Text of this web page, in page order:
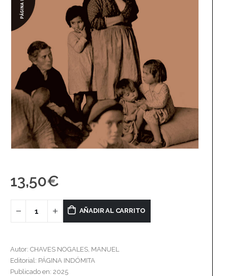
13,50€
AÑADIR AL CARRITO
Autor: CHAVES NOGALES, MANUEL
Editorial: PÁGINA INDÓMITA
Publicado en: 2025